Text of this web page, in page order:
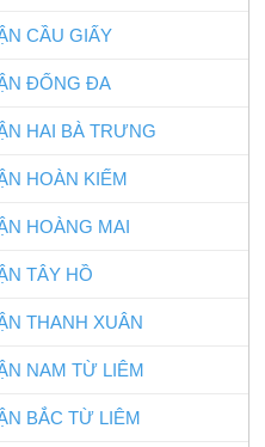
CẦU GIẤY
ĐỐNG ĐA
HAI BÀ TRƯNG
HOÀN KIẾM
HOÀNG MAI
TÂY HỒ
THANH XUÂN
NAM TỪ LIÊM
BẮC TỪ LIÊM